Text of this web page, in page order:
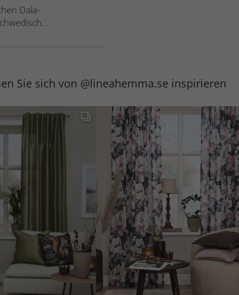
Dala-
Sie sich von @lineahemma.se inspirieren